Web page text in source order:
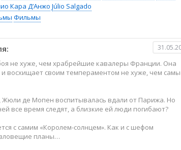
Кара Д’Анжо Júlio Salgado
Фильмы
не хуже, чем храбрейшие кавалеры Франции. Она
восхищает своим темпераментом не хуже, чем
Жюли де Мопен воспитывалась вдали от Парижа. Но
все время следят, а близкие ей люди погибают?
с самим «Королем-солнцем». Как и с шефом
планы…